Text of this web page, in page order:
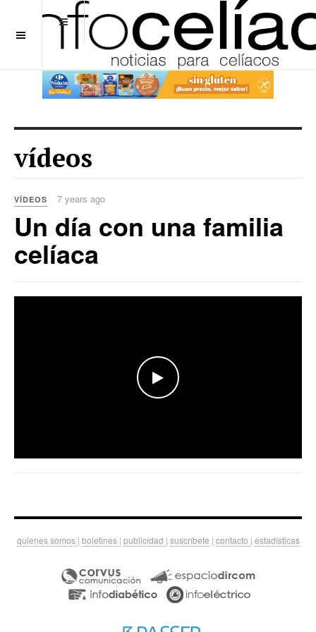
vídeos
VÍDEOS 7 years ago
Un día con una familia
celíaca
WATCH THE VIDEO
quienes somos | boletines | publicidad | suscríbete | contacto | estadísticas